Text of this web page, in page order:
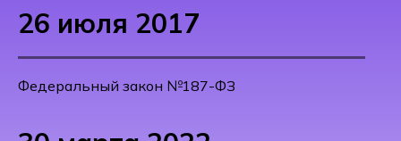
26 июля 2017
Федеральный закон №187-ФЗ